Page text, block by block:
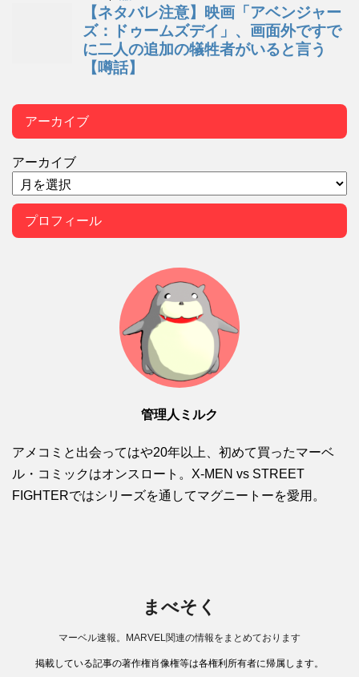
アーカイブ
アーカイブ
プロフィール
管理人ミルク
アメコミと出会ってはや20年以上、初めて買ったマーベ
ル・コミックはオンスロート。X-MEN vs STREET
FIGHTERではシリーズを通してマグニートーを愛用。
まべそく
マーベル速報。MARVEL関連の情報をまとめております
掲載している記事の著作権肖像権等は各権利所有者に帰属します。